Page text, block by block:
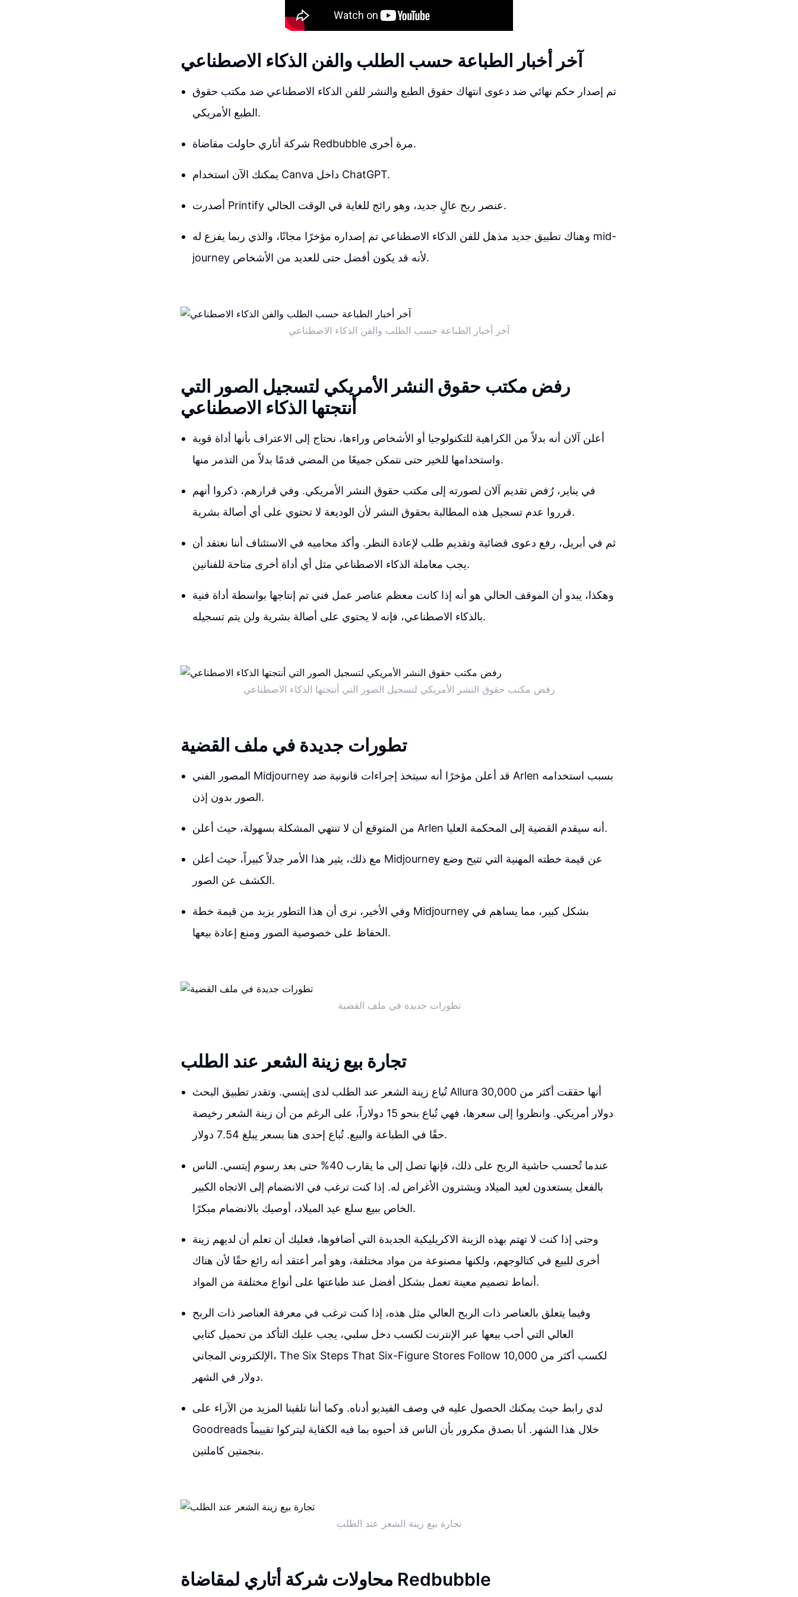
آخر أخبار الطباعة حسب الطلب والفن الذكاء الاصطناعي
تم إصدار حكم نهائي ضد دعوى انتهاك حقوق الطبع والنشر للفن الذكاء الاصطناعي ضد مكتب حقوق
الطبع الأمريكي.
شركة أتاري حاولت مقاضاة Redbubble مرة أخرى.
يمكنك الآن استخدام Canva داخل ChatGPT.
أصدرت Printify عنصر ربح عالٍ جديد، وهو رائج للغاية في الوقت الحالي.
وهناك تطبيق جديد مذهل للفن الذكاء الاصطناعي تم إصداره مؤخرًا مجانًا، والذي ربما يفزع له mid-
journey لأنه قد يكون أفضل حتى للعديد من الأشخاص.
آخر أخبار الطباعة حسب الطلب والفن الذكاء الاصطناعي
رفض مكتب حقوق النشر الأمريكي لتسجيل الصور التي
أنتجتها الذكاء الاصطناعي
أعلن آلان أنه بدلاً من الكراهية للتكنولوجيا أو الأشخاص وراءها، نحتاج إلى الاعتراف بأنها أداة قوية
واستخدامها للخير حتى نتمكن جميعًا من المضي قدمًا بدلاً من التذمر منها.
في يناير، رُفض تقديم آلان لصورته إلى مكتب حقوق النشر الأمريكي. وفي قرارهم، ذكروا أنهم
قرروا عدم تسجيل هذه المطالبة بحقوق النشر لأن الوديعة لا تحتوي على أي أصالة بشرية.
ثم في أبريل، رفع دعوى قضائية وتقديم طلب لإعادة النظر. وأكد محاميه في الاستئناف أننا نعتقد أن
يجب معاملة الذكاء الاصطناعي مثل أي أداة أخرى متاحة للفنانين.
وهكذا، يبدو أن الموقف الحالي هو أنه إذا كانت معظم عناصر عمل فني تم إنتاجها بواسطة أداة فنية
بالذكاء الاصطناعي، فإنه لا يحتوي على أصالة بشرية ولن يتم تسجيله.
رفض مكتب حقوق النشر الأمريكي لتسجيل الصور التي أنتجتها الذكاء الاصطناعي
تطورات جديدة في ملف القضية
المصور الفني Midjourney قد أعلن مؤخرًا أنه سيتخذ إجراءات قانونية ضد Arlen بسبب استخدامه
الصور بدون إذن.
من المتوقع أن لا تنتهي المشكلة بسهولة، حيث أعلن Arlen أنه سيقدم القضية إلى المحكمة العليا.
مع ذلك، يثير هذا الأمر جدلاً كبيراً، حيث أعلن Midjourney عن قيمة خطته المهنية التي تتيح وضع
الكشف عن الصور.
وفي الأخير، نرى أن هذا التطور يزيد من قيمة خطة Midjourney بشكل كبير، مما يساهم في
الحفاظ على خصوصية الصور ومنع إعادة بيعها.
تطورات جديدة في ملف القضية
تجارة بيع زينة الشعر عند الطلب
تُباع زينة الشعر عند الطلب لدى إيتسي. وتقدر تطبيق البحث Allura أنها حققت أكثر من 30,000
دولار أمريكي. وانظروا إلى سعرها، فهي تُباع بنحو 15 دولاراً، على الرغم من أن زينة الشعر رخيصة
حقًا في الطباعة والبيع. تُباع إحدى هنا بسعر يبلغ 7.54 دولار.
عندما تُحسب حاشية الربح على ذلك، فإنها تصل إلى ما يقارب 40% حتى بعد رسوم إيتسي. الناس
بالفعل يستعدون لعيد الميلاد ويشترون الأغراض له. إذا كنت ترغب في الانضمام إلى الاتجاه الكبير
الخاص ببيع سلع عيد الميلاد، أوصيك بالانضمام مبكرًا.
وحتى إذا كنت لا تهتم بهذه الزينة الاكريليكية الجديدة التي أضافوها، فعليك أن تعلم أن لديهم زينة
أخرى للبيع في كتالوجهم، ولكنها مصنوعة من مواد مختلفة، وهو أمر أعتقد أنه رائع حقًا لأن هناك
أنماط تصميم معينة تعمل بشكل أفضل عند طباعتها على أنواع مختلفة من المواد.
وفيما يتعلق بالعناصر ذات الربح العالي مثل هذه، إذا كنت ترغب في معرفة العناصر ذات الربح
العالي التي أحب بيعها عبر الإنترنت لكسب دخل سلبي، يجب عليك التأكد من تحميل كتابي
الإلكتروني المجاني، The Six Steps That Six-Figure Stores Follow لكسب أكثر من 10,000
دولار في الشهر.
لدي رابط حيث يمكنك الحصول عليه في وصف الفيديو أدناه. وكما أننا تلقينا المزيد من الآراء على
Goodreads خلال هذا الشهر. أنا بصدق مكرور بأن الناس قد أحبوه بما فيه الكفاية ليتركوا تقييماً
بنجمتين كاملتين.
تجارة بيع زينة الشعر عند الطلب
محاولات شركة أتاري لمقاضاة Redbubble